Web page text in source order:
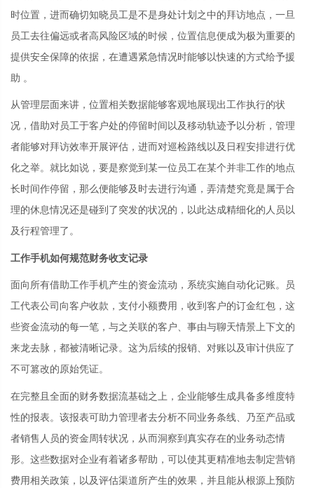
时位置，进而确切知晓员工是不是身处计划之中的拜访地点，一旦
员工去往偏远或者高风险区域的时候，位置信息便成为极为重要的
提供安全保障的依据，在遭遇紧急情况时能够以快速的方式给予援
助 。
从管理层面来讲，位置相关数据能够客观地展现出工作执行的状
况，借助对员工于客户处的停留时间以及移动轨迹予以分析，管理
者能够对拜访效率开展评估，进而对巡检路线以及日程安排进行优
化之举。就比如说，要是察觉到某一位员工在某个并非工作的地点
长时间作停留，那么便能够及时去进行沟通，弄清楚究竟是属于合
理的休息情况还是碰到了突发的状况的，以此达成精细化的人员以
及行程管理了。
工作手机如何规范财务收支记录
面向所有借助工作手机产生的资金流动，系统实施自动化记账。员
工代表公司向客户收款，支付小额费用，收到客户的订金红包，这
些资金流动的每一笔，与之关联的客户、事由与聊天情景上下文的
来龙去脉，都被清晰记录。这为后续的报销、对账以及审计供应了
不可篡改的原始凭证。
在完整且全面的财务数据流基础之上，企业能够生成具备多维度特
性的报表。该报表可助力管理者去分析不同业务条线、乃至产品或
者销售人员的资金周转状况，从而洞察到真实存在的业务动态情
形。这些数据对企业有着诸多帮助，可以使其更精准地去制定营销
费用相关政策，以及评估渠道所产生的效果，并且能从根源上预防